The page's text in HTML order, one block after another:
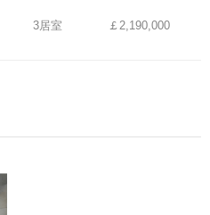
3居室 ￡2,190,000